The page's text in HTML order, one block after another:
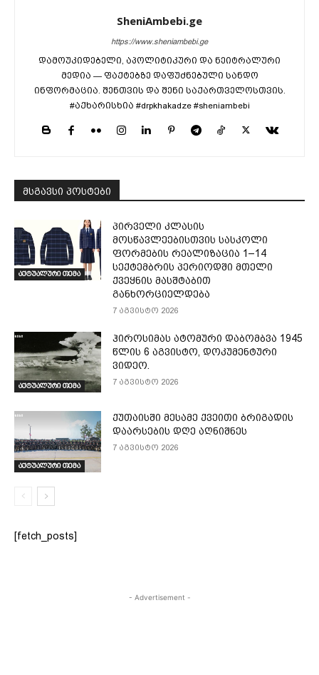
SheniAmbebi.ge
https://www.sheniambebi.ge
დამოუკიდებელი, აპოლიტიკური და ნეიტრალური
მედია — ფაქტებზე დაფუძნებული სანდო
ინფორმაცია. შენთვის და შენი საქართველოსთვის.
#აქხარისხია #drpkhakadze #sheniambebi
მსგავსი პოსტები
აქტუალური თემა
პირველი კლასის
მოსწავლეებისთვის სასკოლი
ფორმების რეალიზაცია 1–14
სექტემბრის პერიოდში მთელი
ქვეყნის მასშტაბით
განხორციელდება
7 აგვისტო 2026
აქტუალური თემა
ჰიროსიმას ატომური დაბომბვა 1945
წლის 6 აგვისტო, დოკუმენტური
ვიდეო.
7 აგვისტო 2026
აქტუალური თემა
ქუთაისში მესამე ქვეითი ბრიგადის
დაარსების დღე აღნიშნეს
7 აგვისტო 2026
[fetch_posts]
- Advertisement -